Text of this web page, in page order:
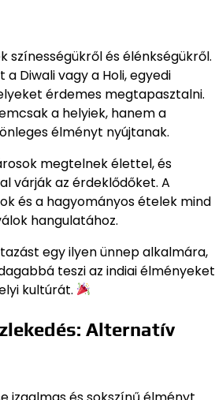
színességükről és élénkségükről.
Diwali vagy a Holi, egyedi
érdemes megtapasztalni.
a helyiek, hanem a
élményt nyújtanak.
megtelnek élettel, és
várják az érdeklődőket. A
és a hagyományos ételek mind
hangulatához.
egy ilyen ünnep alkalmára,
teszi az indiai élményeket
kultúrát.
Alternatív